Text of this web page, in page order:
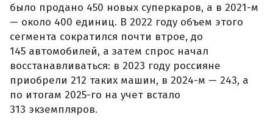
было продано 450 новых суперкаров, а в 2021-м
— около 400 единиц. В 2022 году объем этого
сегмента сократился почти втрое, до
145 автомобилей, а затем спрос начал
восстанавливаться: в 2023 году россияне
приобрели 212 таких машин, в 2024-м — 243, а
по итогам 2025-го на учет встало
313 экземпляров.